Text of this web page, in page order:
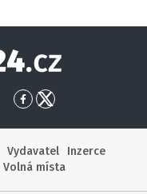
Globe24
Přejít
Facebook
Přejít
X
Vydavatel
Inzerce
Volná místa